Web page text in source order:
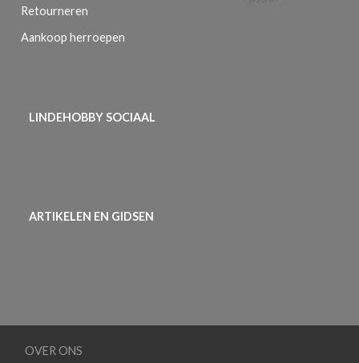
Retourneren
Aankoop herroepen
LINDEHOBBY SOCIAAL
ARTIKELEN EN GIDSEN
OVER ONS